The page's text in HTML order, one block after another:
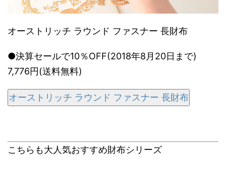
オーストリッチ ラウンド ファスナー 長財布
●決算セールで10％OFF(2018年8月20日まで)
7,776円(送料無料)
オーストリッチ ラウンド ファスナー 長財布
こちらも大人気おすすめ財布シリーズ